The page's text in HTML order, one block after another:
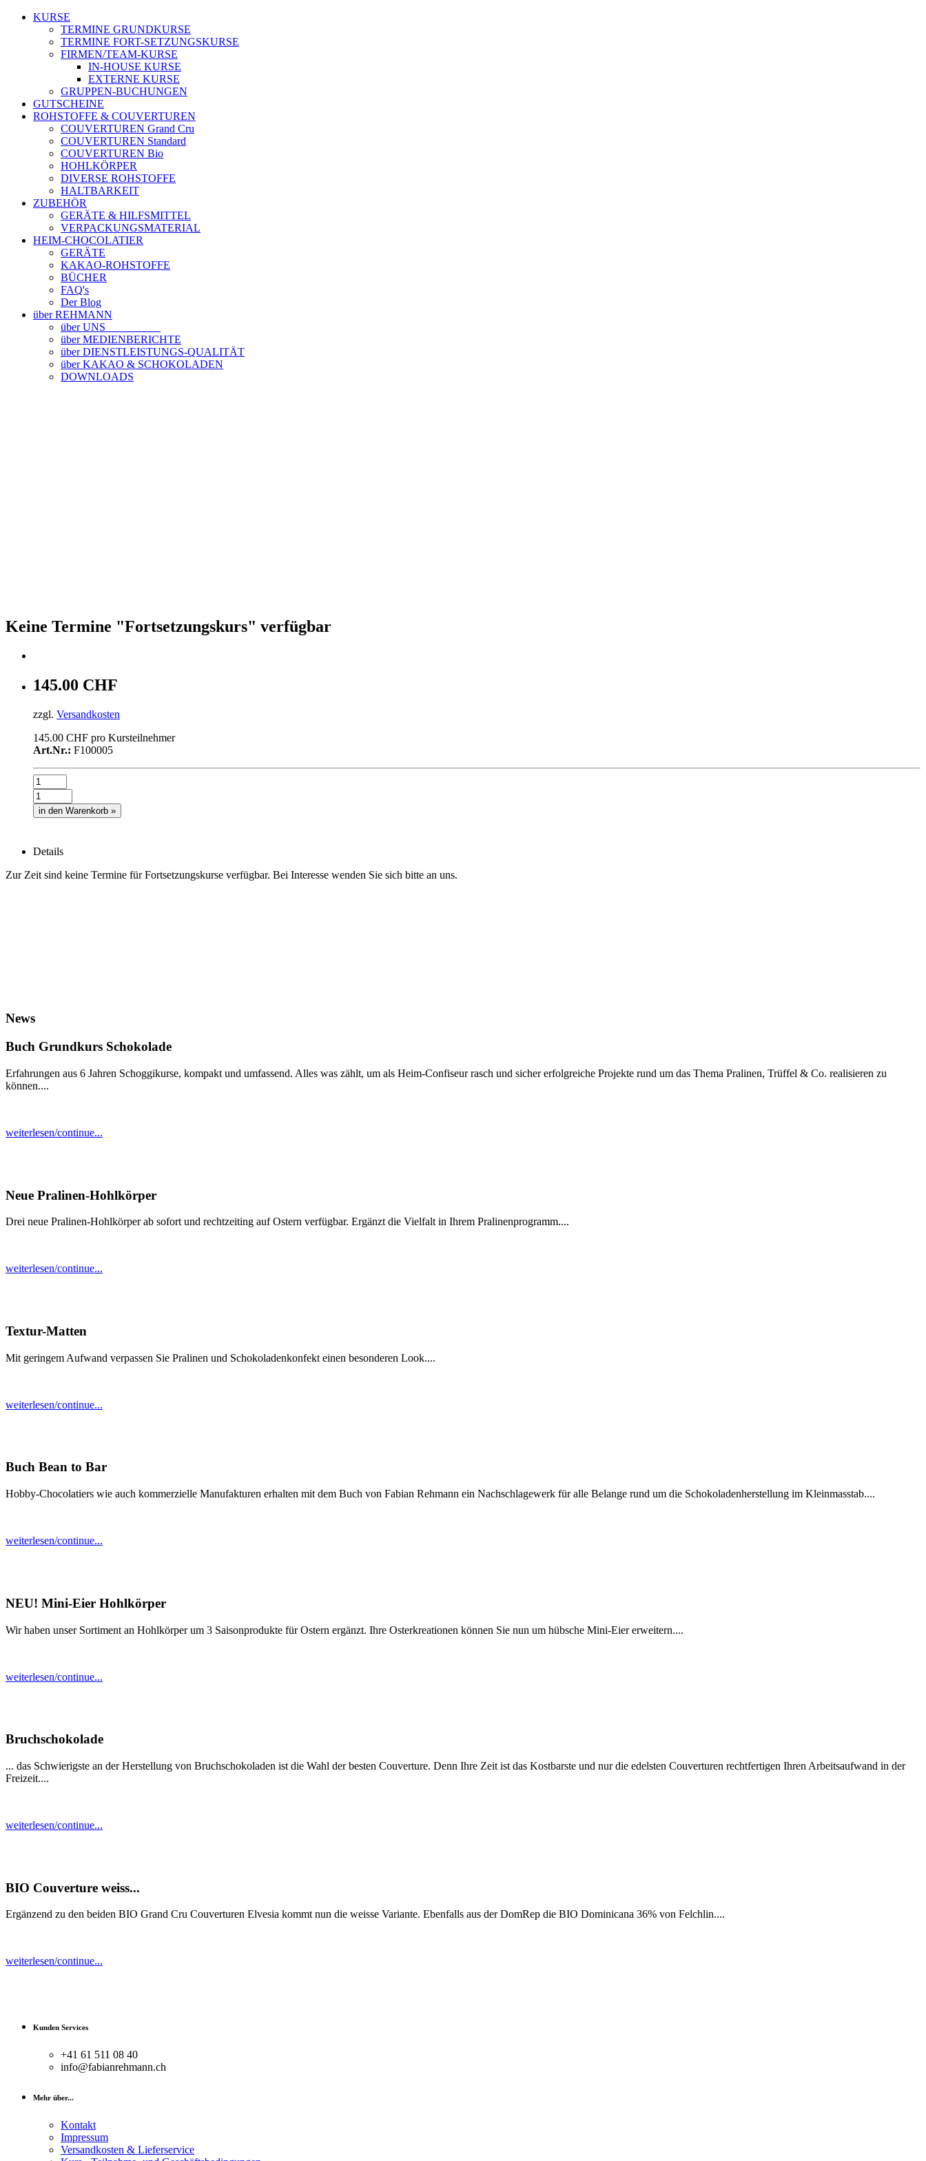
KURSE
TERMINE GRUNDKURSE
TERMINE FORT-SETZUNGSKURSE
FIRMEN/TEAM-KURSE
IN-HOUSE KURSE
EXTERNE KURSE
GRUPPEN-BUCHUNGEN
GUTSCHEINE
ROHSTOFFE & COUVERTUREN
COUVERTUREN Grand Cru
COUVERTUREN Standard
COUVERTUREN Bio
HOHLKÖRPER
DIVERSE ROHSTOFFE
HALTBARKEIT
ZUBEHÖR
GERÄTE & HILFSMITTEL
VERPACKUNGSMATERIAL
HEIM-CHOCOLATIER
GERÄTE
KAKAO-ROHSTOFFE
BÜCHER
FAQ's
Der Blog
über REHMANN
über UNS
über MEDIENBERICHTE
über DIENSTLEISTUNGS-QUALITÄT
über KAKAO & SCHOKOLADEN
DOWNLOADS
Keine Termine "Fortsetzungskurs" verfügbar
145.00 CHF
zzgl. Versandkosten
145.00 CHF pro Kursteilnehmer
Art.Nr.: F100005
in den Warenkorb »
Details
Zur Zeit sind keine Termine für Fortsetzungskurse verfügbar. Bei Interesse wenden Sie sich bitte an uns.
News
Buch Grundkurs Schokolade
Erfahrungen aus 6 Jahren Schoggikurse, kompakt und umfassend. Alles was zählt, um als Heim-Confiseur rasch und sicher erfolgreiche Projekte rund um das Thema Pralinen, Trüffel & Co. realisieren zu
können....
weiterlesen/continue...
Neue Pralinen-Hohlkörper
Drei neue Pralinen-Hohlkörper ab sofort und rechtzeiting auf Ostern verfügbar. Ergänzt die Vielfalt in Ihrem Pralinenprogramm....
weiterlesen/continue...
Textur-Matten
Mit geringem Aufwand verpassen Sie Pralinen und Schokoladenkonfekt einen besonderen Look....
weiterlesen/continue...
Buch Bean to Bar
Hobby-Chocolatiers wie auch kommerzielle Manufakturen erhalten mit dem Buch von Fabian Rehmann ein Nachschlagewerk für alle Belange rund um die Schokoladenherstellung im Kleinmasstab....
weiterlesen/continue...
NEU! Mini-Eier Hohlkörper
Wir haben unser Sortiment an Hohlkörper um 3 Saisonprodukte für Ostern ergänzt. Ihre Osterkreationen können Sie nun um hübsche Mini-Eier erweitern....
weiterlesen/continue...
Bruchschokolade
... das Schwierigste an der Herstellung von Bruchschokoladen ist die Wahl der besten Couverture. Denn Ihre Zeit ist das Kostbarste und nur die edelsten Couverturen rechtfertigen Ihren Arbeitsaufwand in der
Freizeit....
weiterlesen/continue...
BIO Couverture weiss...
Ergänzend zu den beiden BIO Grand Cru Couverturen Elvesia kommt nun die weisse Variante. Ebenfalls aus der DomRep die BIO Dominicana 36% von Felchlin....
weiterlesen/continue...
Kunden Services
+41 61 511 08 40
info@fabianrehmann.ch
Mehr über...
Kontakt
Impressum
Versandkosten & Lieferservice